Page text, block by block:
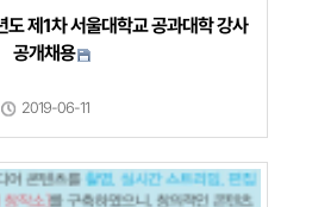
제1차 서울대학교 공과대학 강사
공개채용
2019-06-11